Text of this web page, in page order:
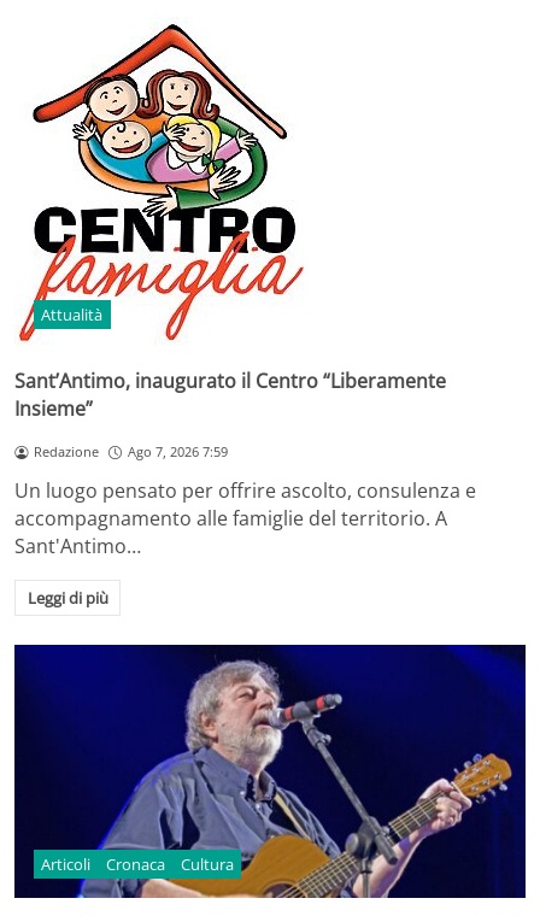
Attualità
Sant’Antimo, inaugurato il Centro “Liberamente
Insieme”
Redazione Ago 7, 2026 7:59
Un luogo pensato per offrire ascolto, consulenza e
accompagnamento alle famiglie del territorio. A
Sant'Antimo…
Leggi di più
Articoli Cronaca Cultura